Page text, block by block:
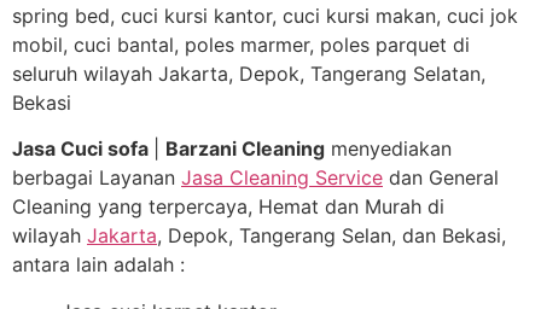
spring bed, cuci kursi kantor, cuci kursi makan, cuci jok
mobil, cuci bantal, poles marmer, poles parquet di
seluruh wilayah Jakarta, Depok, Tangerang Selatan,
Bekasi
Jasa Cuci sofa
Barzani Cleaning menyediakan
berbagai Layanan Jasa Cleaning Service dan General
Cleaning yang terpercaya, Hemat dan Murah di
wilayah Jakarta, Depok, Tangerang Selan, dan Bekasi,
antara lain adalah :